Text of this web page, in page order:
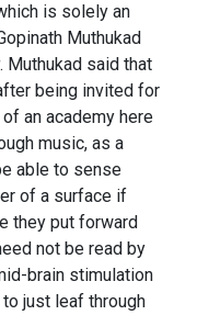
is solely an
Muthukad
Muthukad said that
being invited for
an academy here
music, as a
able to sense
of a surface if
they put forward
not be read by
brain stimulation
just leaf through